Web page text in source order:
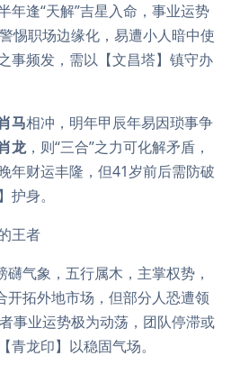
年逢“天解”吉星入命，事业运势
惕职场边缘化，易遭小人暗中使
事频发，需以【文昌塔】镇守办
马相冲，明年甲辰年易因琐事争
龙，则“三合”之力可化解矛盾，
年财运丰隆，但41岁前后需防破
身。
王者
礴气象，五行属木，主掌权势，
开拓外地市场，但部分人恐遭领
事业运势极为动荡，团队停滞或
龙印】以稳固气场。